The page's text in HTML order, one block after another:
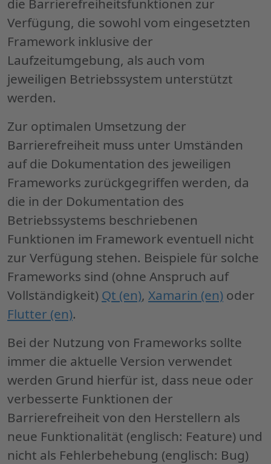
die Barrierefreiheitsfunktionen zur
Verfügung, die sowohl vom eingesetzten
Framework inklusive der
Laufzeitumgebung, als auch vom
jeweiligen Betriebssystem unterstützt
werden.
Zur optimalen Umsetzung der
Barrierefreiheit muss unter Umständen
auf die Dokumentation des jeweiligen
Frameworks zurückgegriffen werden, da
die in der Dokumentation des
Betriebssystems beschriebenen
Funktionen im Framework eventuell nicht
zur Verfügung stehen. Beispiele für solche
Frameworks sind (ohne Anspruch auf
Vollständigkeit) Qt (en), Xamarin (en) oder
Flutter (en).
Bei der Nutzung von Frameworks sollte
immer die aktuelle Version verwendet
werden Grund hierfür ist, dass neue oder
verbesserte Funktionen der
Barrierefreiheit von den Herstellern als
neue Funktionalität (englisch: Feature) und
nicht als Fehlerbehebung (englisch: Bug)